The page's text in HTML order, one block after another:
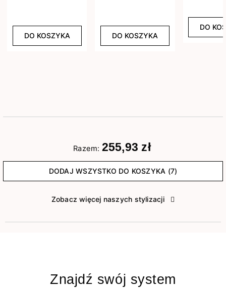
DO KOSZYKA DO KOSZYKA
DO
Razem: 255,93 zł
DODAJ WSZYSTKO DO KOSZYKA (7)
Zobacz więcej naszych stylizacji
Znajdź swój system